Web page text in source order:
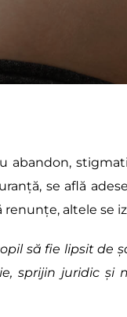
se află
altele se
să fie lipsit
sprijin juridic și